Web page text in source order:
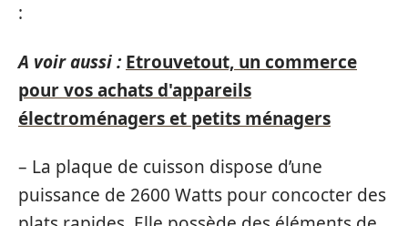
:
A voir aussi : Etrouvetout, un commerce
pour vos achats d'appareils
électroménagers et petits ménagers
– La plaque de cuisson dispose d’une
puissance de 2600 Watts pour concocter des